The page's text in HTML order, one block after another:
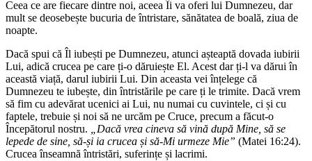
Ceea ce are fiecare dintre noi, aceea Îi va oferi lui Dumnezeu, dar
mult se deosebește bucuria de întristare, sănătatea de boală, ziua de
noapte.
Dacă spui că Îl iubești pe Dumnezeu, atunci așteaptă dovada iubirii
Lui, adică crucea pe care ți-o dăruiește El. Acest dar ți-l va dărui în
această viață, darul iubirii Lui. Din aceasta vei înțelege că
Dumnezeu te iubește, din întristările pe care ți le trimite. Dacă vrem
să fim cu adevărat ucenici ai Lui, nu numai cu cuvintele, ci și cu
faptele, trebuie și noi să ne urcăm pe Cruce, precum a făcut-o
Începătorul nostru. „Dacă vrea cineva să vină după Mine, să se
lepede de sine, să-și ia crucea și să-Mi urmeze Mie” (Matei 16:24).
Crucea înseamnă întristări, suferințe și lacrimi.